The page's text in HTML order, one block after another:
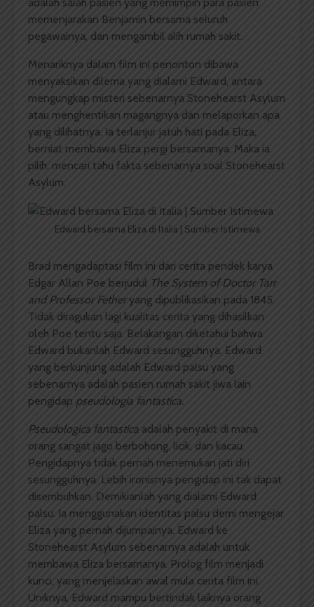
memenjarakan Benjamin bersama seluruh
pegawainya, dan mengambil alih rumah sakit.
Menariknya dalam film ini penonton dibawa
menyaksikan dilema yang dialami Edward, antara
mengungkap misteri sebenarnya Stonehearst Asylum
atau menghentikan magangnya dan melaporkan apa
yang dilihatnya. Ia terlanjur jatuh hati pada Eliza,
berniat membawa Eliza pergi bersamanya. Maka ia
pilih: mencari tahu fakta sebenarnya soal Stonehearst
Asylum.
Edward bersama Eliza di Italia | Sumber Istimewa
Brad mengadaptasi film ini dari cerita pendek karya
Edgar Allan Poe berjudul The System of Doctor Tarr
and Professor Fetheryang dipublikasikan pada 1845.
Tidak diragukan lagi kualitas cerita yang dihasilkan
oleh Poe tentu saja. Belakangan diketahui bahwa
Edward bukanlah Edward sesungguhnya. Edward
yang berkunjung adalah Edward palsu yang
sebenarnya adalah pasien rumah sakit jiwa lain
pengidap pseudologia fantastica.
Pseudologica fantastica adalah penyakit di mana
orang sangat jago berbohong, licik, dan kacau.
Pengidapnya tidak pernah menemukan jati diri
sesungguhnya. Lebih ironisnya pengidap ini tak dapat
disembuhkan. Demikianlah yang dialami Edward
palsu. Ia menggunakan identitas palsu demi mengejar
Eliza yang pernah dijumpainya. Edward ke
Stonehearst Asylum sebenarnya adalah untuk
membawa Eliza bersamanya. Prolog film menjadi
kunci, yang menjelaskan awal mula cerita film ini.
Uniknya, Edward mampu bertindak laiknya orang